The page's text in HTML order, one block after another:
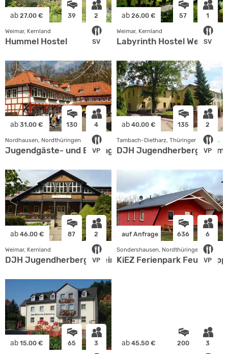
ab 27.00 € 39 2
SV
Weimar, Kernland
Hummel Hostel
ab 26.00 € 57 1
SV
Weimar, Kernland
Labyrinth Hostel Weimar
ab 31.00 € 130 4
VP
Nordhausen, Nordthüringen
Jugendgäste- und Bildungshaus Rothleimmühle
ab 40.00 € 135 2
VP
Tambach-Dietharz, Thüringer Wald - Rhön
DJH Jugendherberge
ab 46.00 € 87 2
VP
Weimar, Kernland
DJH Jugendherberge Weimar
auf Anfrage 636 6
VP
Sondershausen, Nordthüringen
KiEZ Ferienpark
ab 15.00 € 65 3 ab 45.50 € 200 3